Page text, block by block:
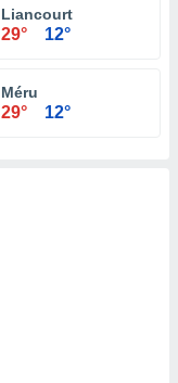
Liancourt
29° 12°
Méru
29° 12°